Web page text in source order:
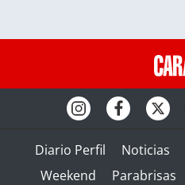
Diario Perfil Noticias
Weekend
Parabrisas